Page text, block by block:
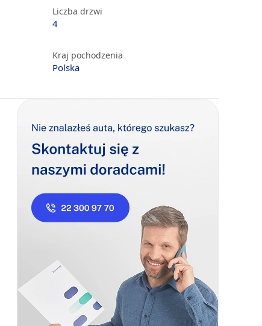
Liczba drzwi
4
Kraj pochodzenia
Polska